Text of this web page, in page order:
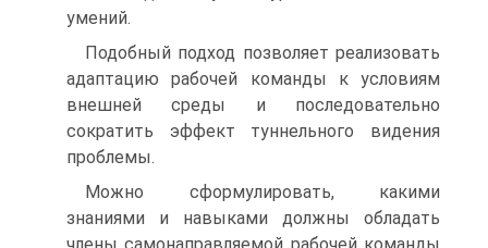
умений.
Подобный подход позволяет реализовать
адаптацию рабочей команды к условиям
внешней среды и последовательно
сократить эффект туннельного видения
проблемы.
Можно сформулировать, какими
знаниями и навыками должны обладать